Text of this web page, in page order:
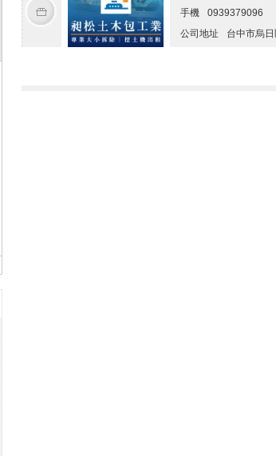
手機 0939379096
公司地址
台中市烏